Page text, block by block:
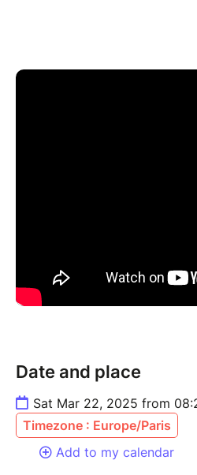
Date and place
Sat Mar 22, 2025 from
Timezone : Europe/Paris
Add to my calendar